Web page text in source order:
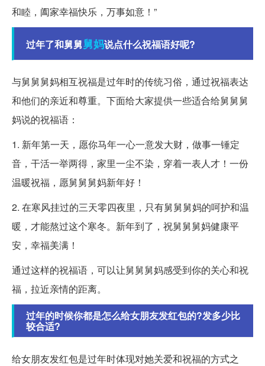
和睦，阖家幸福快乐，万事如意！”
过年了和舅舅舅妈说点什么祝福语好呢?
与舅舅舅妈相互祝福是过年时的传统习俗，通过祝福表达
和他们的亲近和尊重。下面给大家提供一些适合给舅舅舅
妈说的祝福语：
1. 新年第一天，愿你马年一心一意发大财，做事一锤定
音，干活一举两得，家里一尘不染，穿着一表人才！一份
温暖祝福，愿舅舅舅妈新年好！
2. 在寒风挂过的三天零四夜里，只有舅舅舅妈的呵护和温
暖，才能熬过这个寒冬。新年到了，祝舅舅舅妈健康平
安，幸福美满！
通过这样的祝福语，可以让舅舅舅妈感受到你的关心和祝
福，拉近亲情的距离。
过年的时候你都是怎么给女朋友发红包的?发多少比
较合适?
给女朋友发红包是过年时体现对她关爱和祝福的方式之